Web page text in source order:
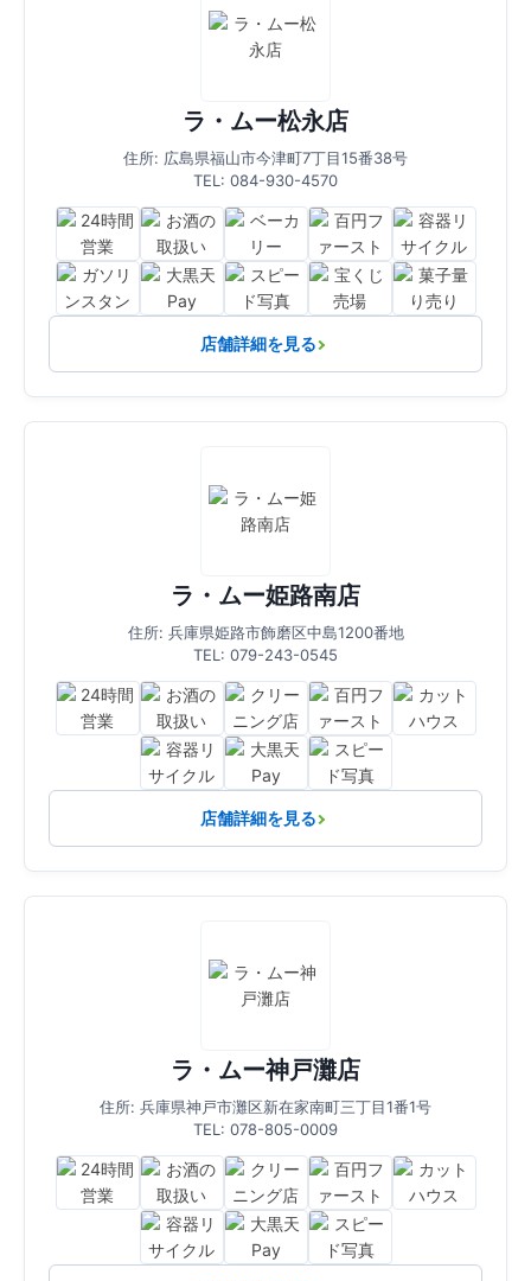
ラ・ムー松永店
住所: 広島県福山市今津町7丁目15番38号
TEL: 084-930-4570
店舗詳細を見る
ラ・ムー姫路南店
住所: 兵庫県姫路市飾磨区中島1200番地
TEL: 079-243-0545
店舗詳細を見る
ラ・ムー神戸灘店
住所: 兵庫県神戸市灘区新在家南町三丁目1番1号
TEL: 078-805-0009